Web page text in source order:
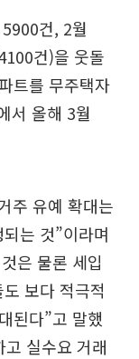
건, 2월
건)을 웃돌
트를 무주택자
서 올해 3월
주 유예 확대는
는 것”이라며
은 물론 세입
보다 적극적
된다”고 말했
실수요 거래